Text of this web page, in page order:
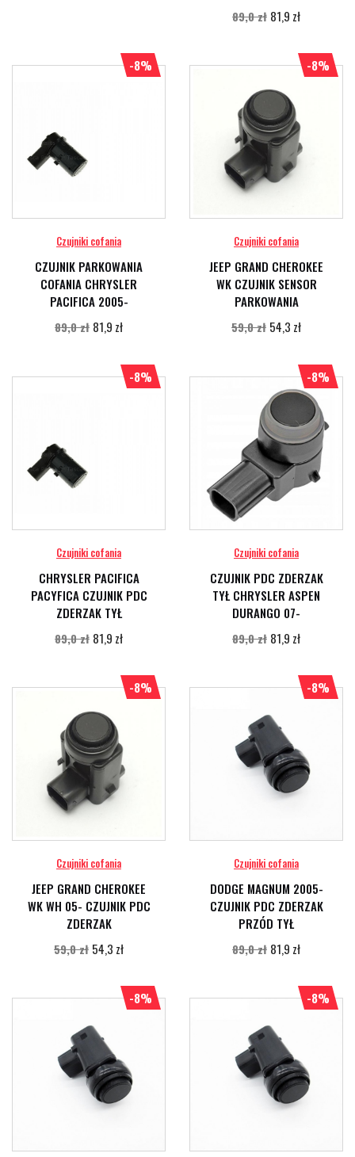
89,0 zł 81,9 zł
Czujniki cofania
CZUJNIK PARKOWANIA
COFANIA CHRYSLER
PACIFICA 2005-
89,0 zł 81,9 zł
-8%
Czujniki cofania
JEEP GRAND CHEROKEE
WK CZUJNIK SENSOR
PARKOWANIA
59,0 zł 54,3 zł
-8%
Czujniki cofania
CHRYSLER PACIFICA
PACYFICA CZUJNIK PDC
ZDERZAK TYŁ
89,0 zł 81,9 zł
-8%
Czujniki cofania
CZUJNIK PDC ZDERZAK
TYŁ CHRYSLER ASPEN
DURANGO 07-
89,0 zł 81,9 zł
-8%
Czujniki cofania
JEEP GRAND CHEROKEE
WK WH 05- CZUJNIK PDC
ZDERZAK
59,0 zł 54,3 zł
-8%
Czujniki cofania
DODGE MAGNUM 2005-
CZUJNIK PDC ZDERZAK
PRZÓD TYŁ
89,0 zł 81,9 zł
-8%
-8% -8%